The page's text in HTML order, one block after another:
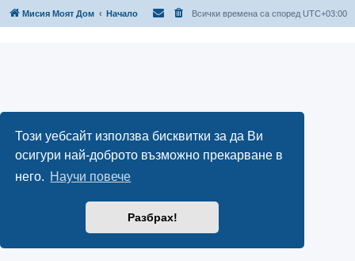
Този уебсайт използва бисквитки за да Ви
осигури най-доброто възможно прекарване в
него. Научи повече
Разбрах!
Мисия Моят Дом Начало Всички времена са според UTC+03:00